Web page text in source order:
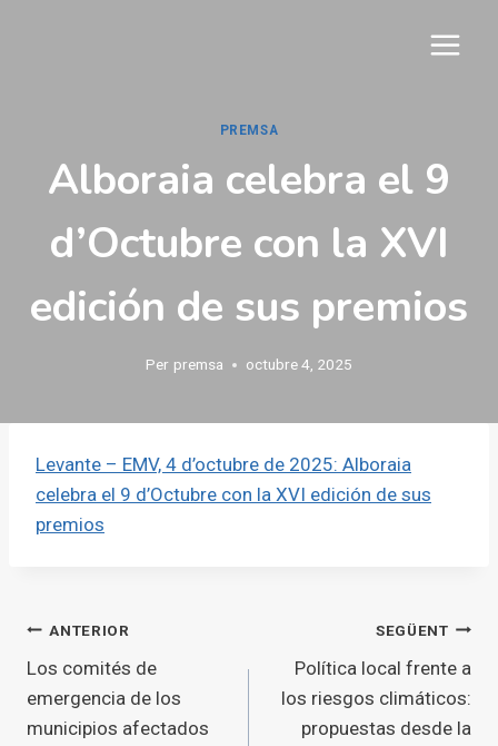
PREMSA
Alboraia celebra el 9
d’Octubre con la XVI
edición de sus premios
Per premsa octubre 4, 2025
Levante – EMV, 4 d’octubre de 2025: Alboraia
celebra el 9 d’Octubre con la XVI edición de sus
premios
Navegació
d'entrades
ANTERIOR
Los comités de
emergencia de los
municipios afectados
SEGÜENT
Política local frente a
los riesgos climáticos:
propuestas desde la